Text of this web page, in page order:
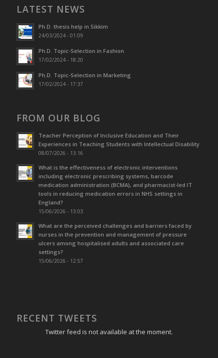
LATEST NEWS
Ph.D. thesis help in Sikkim
24/03/2024 - 01:09
Ph.D. Topic-Selection in Fashion
17/02/2024 - 18:20
Ph.D. Topic-Selection in Marketing
17/02/2024 - 17:37
FROM OUR BLOG
Teacher Perception of Inclusive Education and Their
Experiences in Teaching Students with Intellectual Disability
08/07/2026 - 13:16
What is the effectiveness of electronic interventions
including electronic prescribing systems, barcode
medication administration (BCMA), and pharmacist-led IT
tools in reducing medication errors in NHS settings in
England?
15/06/2026 - 13:03
What are the perceived challenges and barriers faced by
nurses in the prevention and management of pressure
ulcers among hospitalised adults and associated care
settings?
15/06/2026 - 12:57
RECENT TWEETS
Twitter feed is not available at the moment.